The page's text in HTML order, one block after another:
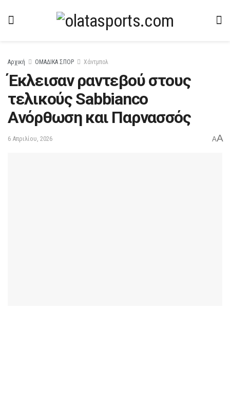
Αρχική ΟΜΑΔΙΚΑ ΣΠΟΡ Χάντμπολ
Έκλεισαν ραντεβού στους
τελικούς Sabbianco
Aνόρθωση και Παρνασσός
6 Απριλίου, 2026 AA